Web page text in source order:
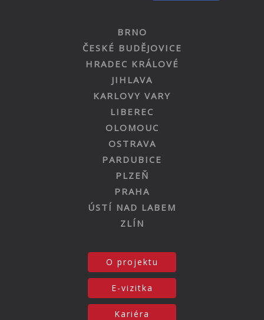
BRNO
ČESKÉ BUDĚJOVICE
HRADEC KRÁLOVÉ
JIHLAVA
KARLOVY VARY
LIBEREC
OLOMOUC
OSTRAVA
PARDUBICE
PLZEŇ
PRAHA
ÚSTÍ NAD LABEM
ZLÍN
O projektu
E-vizitka
Kariéra